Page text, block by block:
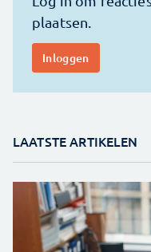
LAATSTE ARTIKELEN